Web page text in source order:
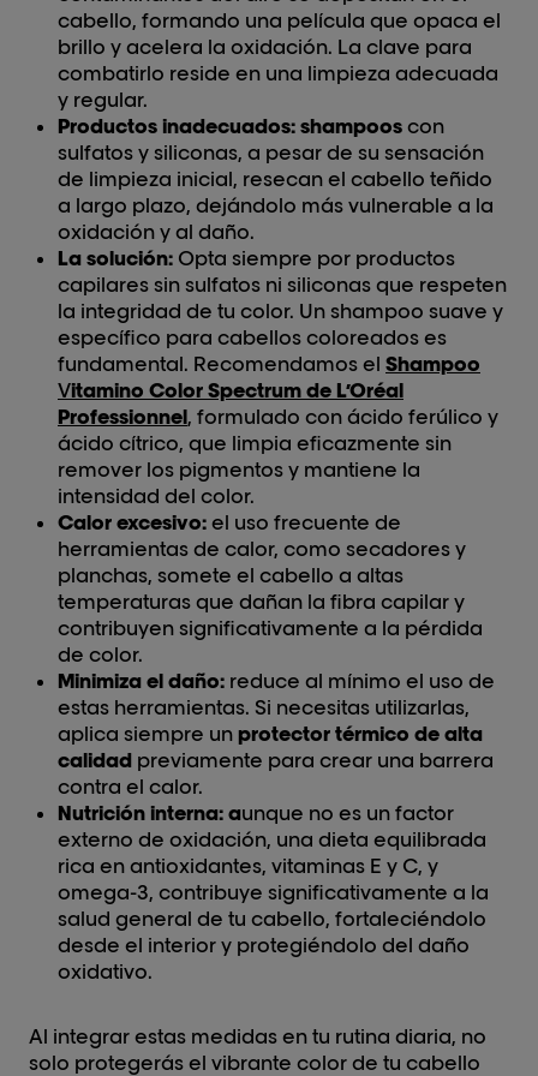
cabello, formando una película que opaca el
brillo y acelera la oxidación. La clave para
combatirlo reside en una limpieza adecuada
y regular.
Productos inadecuados: shampoos con
sulfatos y siliconas, a pesar de su sensación
de limpieza inicial, resecan el cabello teñido
a largo plazo, dejándolo más vulnerable a la
oxidación y al daño.
La solución: Opta siempre por productos
capilares sin sulfatos ni siliconas que respeten
la integridad de tu color. Un shampoo suave y
específico para cabellos coloreados es
fundamental. Recomendamos el Shampoo
Vitamino Color Spectrum de L’Oréal
Professionnel, formulado con ácido ferúlico y
ácido cítrico, que limpia eficazmente sin
remover los pigmentos y mantiene la
intensidad del color.
Calor excesivo: el uso frecuente de
herramientas de calor, como secadores y
planchas, somete el cabello a altas
temperaturas que dañan la fibra capilar y
contribuyen significativamente a la pérdida
de color.
Minimiza el daño: reduce al mínimo el uso de
estas herramientas. Si necesitas utilizarlas,
aplica siempre un protector térmico de alta
calidad previamente para crear una barrera
contra el calor.
Nutrición interna: aunque no es un factor
externo de oxidación, una dieta equilibrada
rica en antioxidantes, vitaminas E y C, y
omega-3, contribuye significativamente a la
salud general de tu cabello, fortaleciéndolo
desde el interior y protegiéndolo del daño
oxidativo.
Al integrar estas medidas en tu rutina diaria, no
solo protegerás el vibrante color de tu cabello